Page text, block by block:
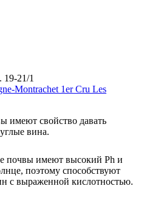
19-21/1
имеют свойство давать
вина.
почвы имеют высокий Ph и
поэтому способствуют
с выраженной кислотностью.